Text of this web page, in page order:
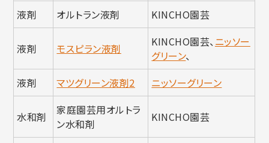
液剤
オルトラン液剤 KINCHO園芸
液剤 モスピラン液剤 KINCHO園芸、ニッソー
グリーン、
液剤
マツグリーン液剤2 ニッソーグリーン
水和剤
家庭園芸用オルトラ
ン水和剤
KINCHO園芸